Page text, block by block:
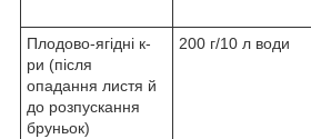
Плодово-ягідні к-
ри (після
опадання листя й
до розпускання
бруньок)
200 г/10 л води